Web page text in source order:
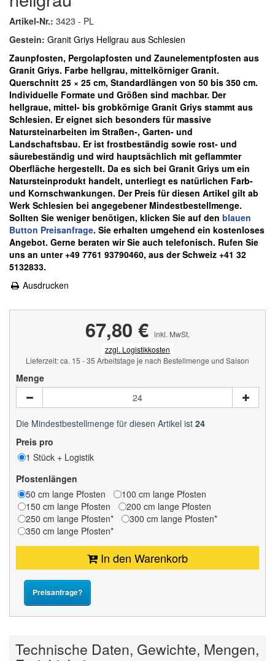
Artikel-Nr.: 3423 - PL
Gestein: Granit Griys Hellgrau aus Schlesien
Zaunpfosten, Pergolapfosten und Zaunelementpfosten aus
Granit Griys. Farbe hellgrau, mittelkörniger Granit.
Querschnitt 25 × 25 cm, Standardlängen von 50 bis 350 cm.
Individuelle Formate und Größen sind machbar. Der
hellgraue, mittel- bis grobkörnige Granit Griys stammt aus
Schlesien. Er eignet sich besonders für massive
Natursteinarbeiten im Straßen-, Garten- und
Landschaftsbau. Er ist frostbeständig sowie rost- und
säurebeständig und wird hauptsächlich mit geflammter
Oberfläche hergestellt. Da es sich bei Granit Griys um ein
Natursteinprodukt handelt, unterliegt es natürlichen Farb-
und Kornschwankungen. Der Preis für diesen Artikel gilt ab
Werk Schlesien bei angegebener Mindestbestellmenge.
Sollten Sie weniger benötigen, klicken Sie auf den blauen
Button Preisanfrage. Sie erhalten umgehend ein kostenloses
Angebot. Gerne beraten wir Sie auch telefonisch. Rufen Sie
uns an unter +49 7761 93790460, aus der Schweiz +41 32
5132833.
Ausdrucken
67,80 € inkl. MwSt.
zzgl. Logistikkosten
Lieferzeit: ca. 15 - 35 Arbeitstage je nach Bestellmenge und Saison
Menge
Die Mindestbestellmenge für diesen Artikel ist 24
Preis pro
1 Stück + Logistik
Pfostenlängen
50 cm lange Pfosten
100 cm lange Pfosten
150 cm lange Pfosten
200 cm lange Pfosten
250 cm lange Pfosten*
300 cm lange Pfosten*
350 cm lange Pfosten*
In den Warenkorb
Preisanfrage?
Technische Daten, Gewichte, Mengen,